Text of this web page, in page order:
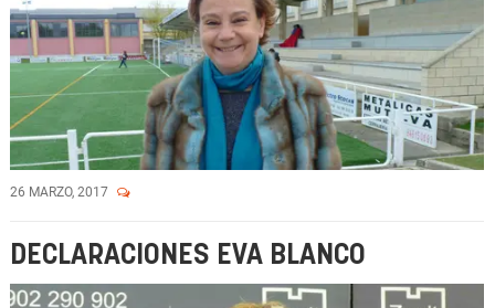
26 MARZO, 2017
DECLARACIONES EVA BLANCO